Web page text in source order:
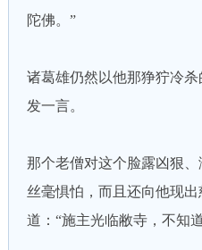
陀佛。”
诸葛雄仍然以他那狰狞冷
发一言。
那个老僧对这个脸露凶狠
丝毫惧怕，而且还向他现
道：“施主光临敝寺，不知